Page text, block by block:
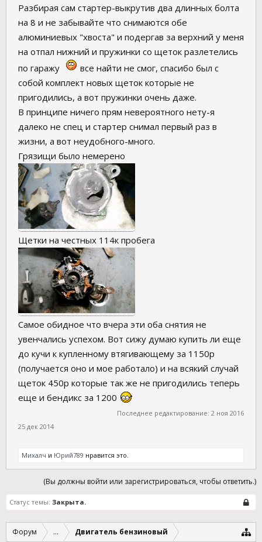
Разбирая сам стартер-выкрутив два длинных болта
на 8 и не забывайте что снимаются обе
алюминиевых "хвоста" и подергав за верхний у меня
на отпал нижний и пружинки со щеток разлетелись
по гаражу
все найти не смог, спасибо был с
собой комплект новых щеток которые не
пригодились, а вот пружинки очень даже.
В принципе ничего прям невероятного нету-я
далеко не спец и стартер снимал первый раз в
жизни, а вот неудобного-много.
Грязищи было немерено
Щетки на честных 114к пробега
Самое обидное что вчера эти оба снятия не
увенчались успехом. Вот сижу думаю купить ли еще
до кучи к купленному втягивающему за 1150р
(получается оно и мое работало) и на всякий случай
щеток 450р которые так же не пригодились теперь
еще и бендикс за 1200
Последнее редактирование: 2 ноя 2016
25 дек 2014
Михалч и Юрий789 нравится это.
(Вы должны войти или зарегистрироваться, чтобы ответить.)
Статус темы: Закрыта.
Форум ... Двигатель бензиновый